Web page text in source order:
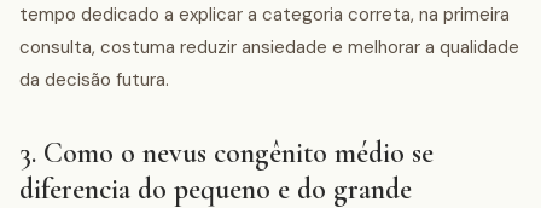
tempo dedicado a explicar a categoria correta, na primeira
consulta, costuma reduzir ansiedade e melhorar a qualidade
da decisão futura.
3. Como o nevus congênito médio se
diferencia do pequeno e do grande